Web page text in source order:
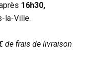
16h30,
la-Ville.
de frais de livraison